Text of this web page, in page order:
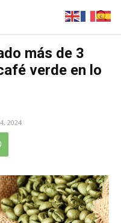
más de 3
verde en lo
2024